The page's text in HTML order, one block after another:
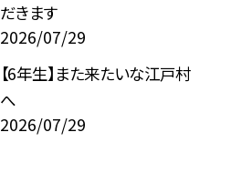
だきます
2026/07/29
【6年生】また来たいな江戸村
へ
2026/07/29